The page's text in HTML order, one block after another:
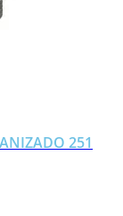
251